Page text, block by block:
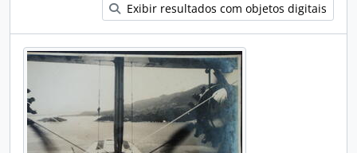
Exibir resultados com objetos digitais